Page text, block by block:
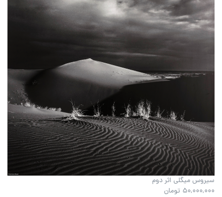
سیروس میگلی اثر دوم
50,000,000 تومان